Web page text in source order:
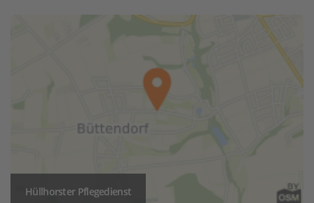
Hüllhorster Pflegedienst